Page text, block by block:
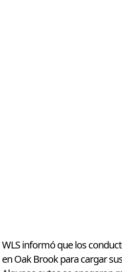
WLS informó que los
en Oak Brook para cargar